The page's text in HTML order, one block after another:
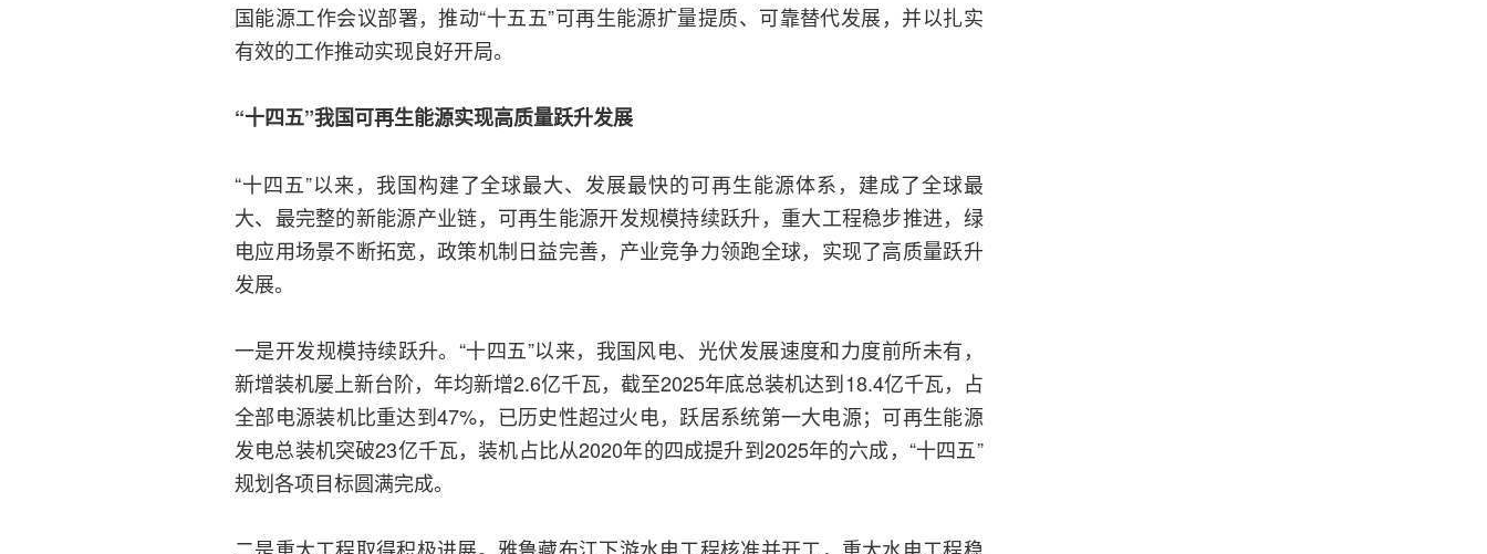
国能源工作会议部署，推动“十五五”可再生能源扩量提质、可靠替代发展，并以扎实
有效的工作推动实现良好开局。
“十四五”我国可再生能源实现高质量跃升发展
“十四五”以来，我国构建了全球最大、发展最快的可再生能源体系，建成了全球最
大、最完整的新能源产业链，可再生能源开发规模持续跃升，重大工程稳步推进，绿
电应用场景不断拓宽，政策机制日益完善，产业竞争力领跑全球，实现了高质量跃升
发展。
一是开发规模持续跃升。“十四五”以来，我国风电、光伏发展速度和力度前所未有，
新增装机屡上新台阶，年均新增2.6亿千瓦，截至2025年底总装机达到18.4亿千瓦，占
全部电源装机比重达到47%，已历史性超过火电，跃居系统第一大电源；可再生能源
发电总装机突破23亿千瓦，装机占比从2020年的四成提升到2025年的六成，“十四五”
规划各项目标圆满完成。